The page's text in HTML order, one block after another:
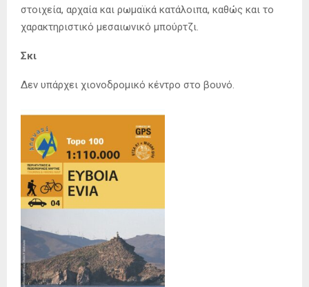
στοιχεία, αρχαία και ρωμαϊκά κατάλοιπα, καθώς και το
χαρακτηριστικό μεσαιωνικό μπούρτζι.
Σκι
Δεν υπάρχει χιονοδρομικό κέντρο στο βουνό.